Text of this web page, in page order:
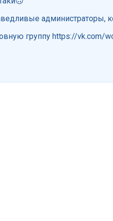
администраторы,
группу https://vk.com/